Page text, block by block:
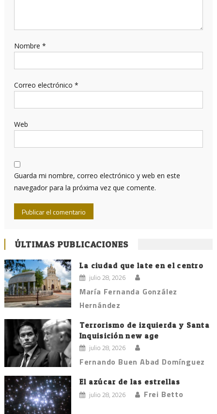
Nombre *
Correo electrónico *
Web
Guarda mi nombre, correo electrónico y web en este
navegador para la próxima vez que comente.
ÚLTIMAS PUBLICACIONES
La ciudad que late en el centro
julio 28, 2026
María Fernanda González
Hernández
Terrorismo de izquierda y Santa
Inquisición new age
julio 28, 2026
Fernando Buen Abad Domínguez
El azúcar de las estrellas
julio 28, 2026 Frei Betto